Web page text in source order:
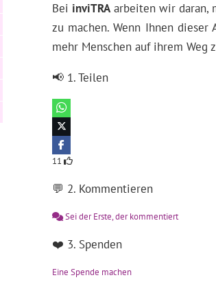
Bei inviTRA arbeiten wir daran,
zu machen. Wenn Ihnen
mehr Menschen auf ihrem Weg
📢 1. Teilen
11
💬 2. Kommentieren
Sei der Erste, der kommentiert
❤️ 3. Spenden
Eine Spende machen